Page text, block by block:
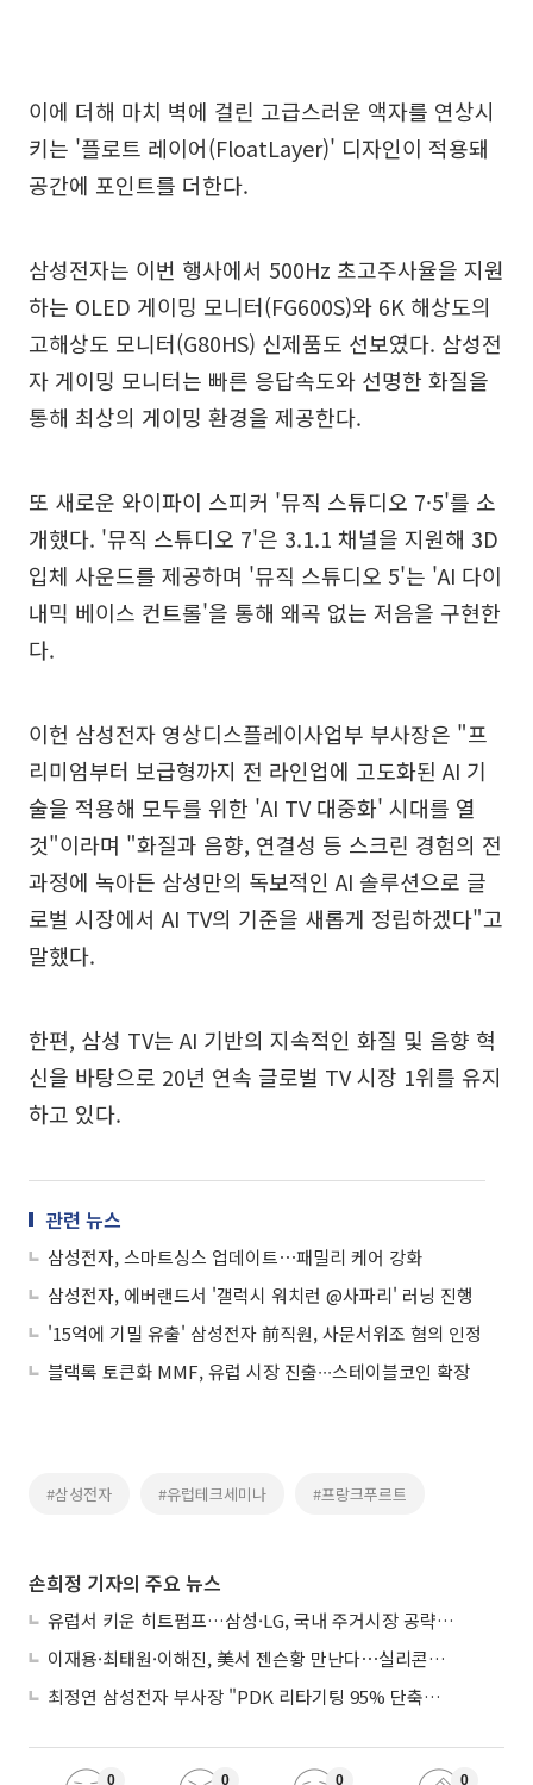
이에 더해 마치 벽에 걸린 고급스러운 액자를 연상시
키는 '플로트 레이어(FloatLayer)' 디자인이 적용돼
공간에 포인트를 더한다.
삼성전자는 이번 행사에서 500Hz 초고주사율을 지원
하는 OLED 게이밍 모니터(FG600S)와 6K 해상도의
고해상도 모니터(G80HS) 신제품도 선보였다. 삼성전
자 게이밍 모니터는 빠른 응답속도와 선명한 화질을
통해 최상의 게이밍 환경을 제공한다.
또 새로운 와이파이 스피커 '뮤직 스튜디오 7·5'를 소
개했다. '뮤직 스튜디오 7'은 3.1.1 채널을 지원해 3D
입체 사운드를 제공하며 '뮤직 스튜디오 5'는 'AI 다이
내믹 베이스 컨트롤'을 통해 왜곡 없는 저음을 구현한
다.
이헌 삼성전자 영상디스플레이사업부 부사장은 "프
리미엄부터 보급형까지 전 라인업에 고도화된 AI 기
술을 적용해 모두를 위한 'AI TV 대중화' 시대를 열
것"이라며 "화질과 음향, 연결성 등 스크린 경험의 전
과정에 녹아든 삼성만의 독보적인 AI 솔루션으로 글
로벌 시장에서 AI TV의 기준을 새롭게 정립하겠다"고
말했다.
한편, 삼성 TV는 AI 기반의 지속적인 화질 및 음향 혁
신을 바탕으로 20년 연속 글로벌 TV 시장 1위를 유지
하고 있다.
관련 뉴스
삼성전자, 스마트싱스 업데이트⋯패밀리 케어 강화
삼성전자, 에버랜드서 '갤럭시 워치런 @사파리' 러닝 진행
'15억에 기밀 유출' 삼성전자 前직원, 사문서위조 혐의 인정
블랙록 토큰화 MMF, 유럽 시장 진출∙∙∙스테이블코인 확장
#삼성전자 #유럽테크세미나 #프랑크푸르트
손희정 기자의 주요 뉴스
유럽서 키운 히트펌프…삼성·LG, 국내 주거시장 공략 ‘속도’
이재용·최태원·이해진, 美서 젠슨황 만난다⋯실리콘밸리 집결하는 AI리더
최정연 삼성전자 부사장 "PDK 리타기팅 95% 단축…에이전트 AI 시범 활용"
0 0 0 0